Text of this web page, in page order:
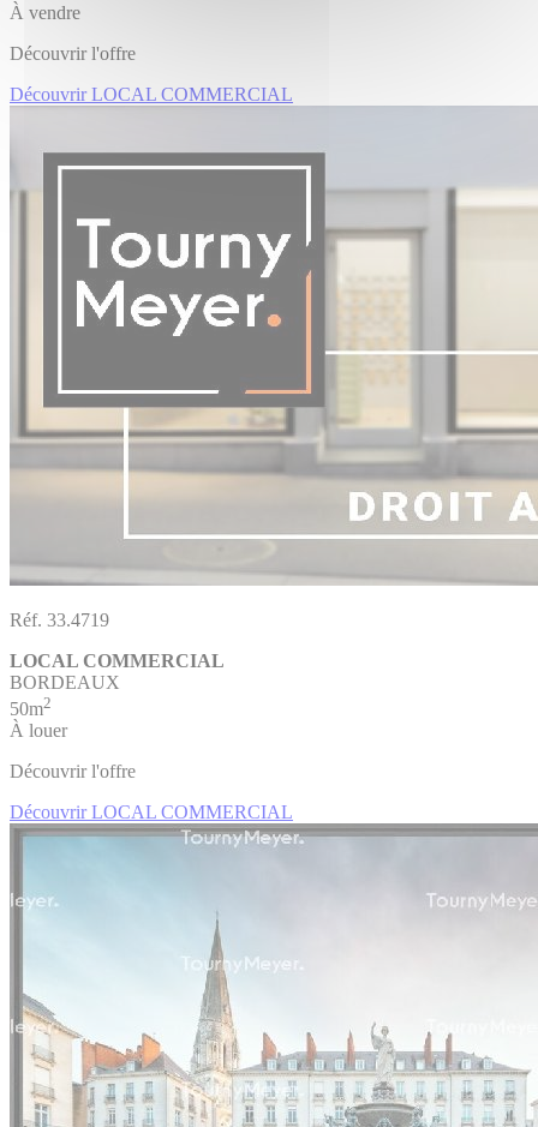
À vendre
Découvrir l'offre
Découvrir LOCAL COMMERCIAL
Réf. 33.4719
LOCAL COMMERCIAL
BORDEAUX
50m2
À louer
Découvrir l'offre
Découvrir LOCAL COMMERCIAL